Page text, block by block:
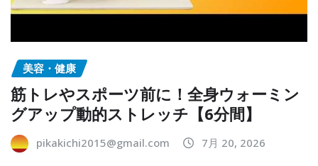
美容・健康
筋トレやスポーツ前に！全身ウォーミン
グアップ動的ストレッチ【6分間】
pikakichi2015@gmail.com 7月 20, 2026